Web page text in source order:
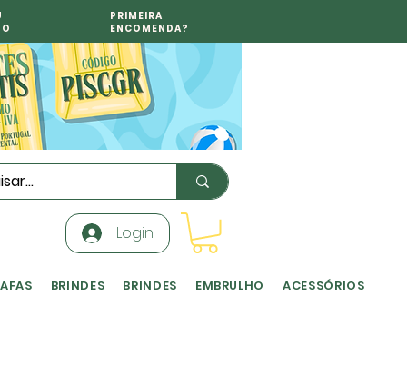
PRIMEIRA
ENCOMENDA?
Login
BRINDES BRINDES EMBRULHO ACESSÓRIOS